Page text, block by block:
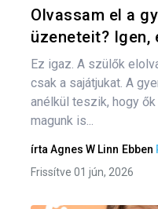
Olvassam el a
üzeneteit? Igen,
Ez igaz. A szülők
csak a sajátjukat. A
anélkül teszik, hogy
magunk is...
írta Agnes W Linn Ebben
Frissítve 01 jún, 2026